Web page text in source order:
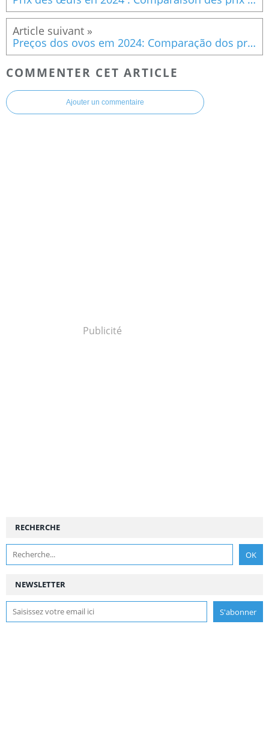
Preços dos ovos em 2024: Comparação dos preços de uma caixa com 12 ovos em todo o mundo em 2024
COMMENTER CET ARTICLE
Ajouter un commentaire
Publicité
NEWSLETTER
RECHERCHE